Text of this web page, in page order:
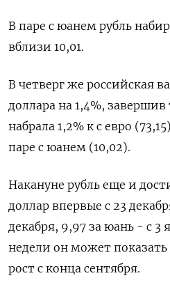
В паре с юанем рубль
вблизи 10,01.
В четверг же российская
доллара на 1,4%,
набрала 1,2% к с евро
паре с юанем (10,02).
Накануне рубль еще и
доллар впервые с 23
декабря, 9,97 за юань - с 3
недели он может
рост с конца сентября.